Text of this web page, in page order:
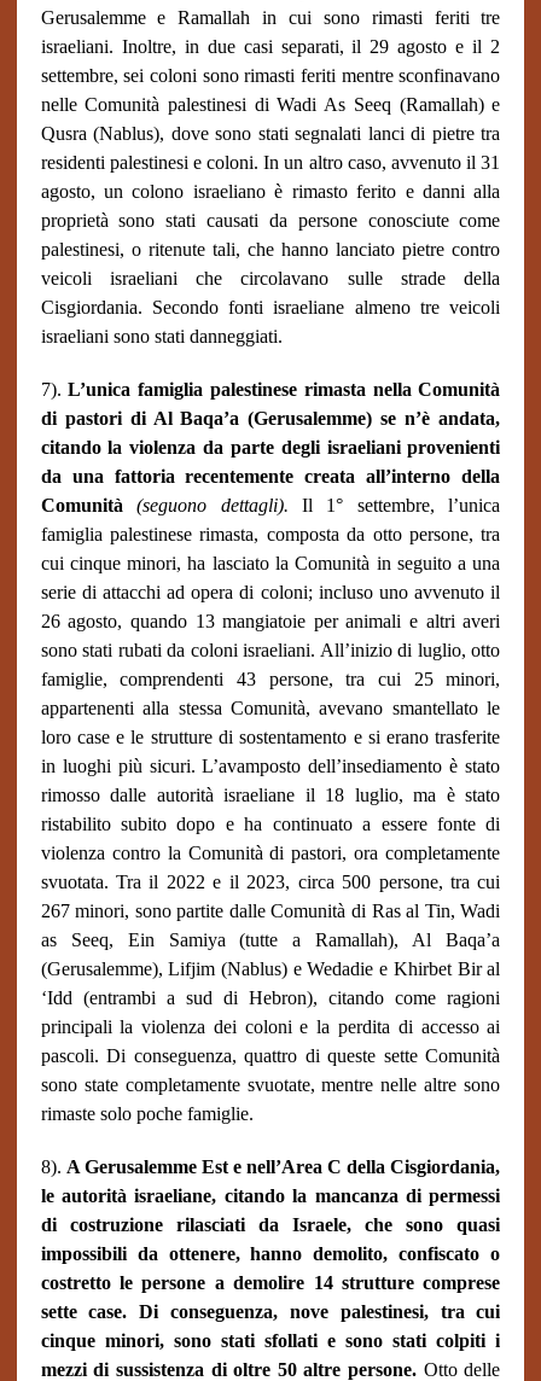
Gerusalemme e Ramallah in cui sono rimasti feriti tre
israeliani. Inoltre, in due casi separati, il 29 agosto e il 2
settembre, sei coloni sono rimasti feriti mentre sconfinavano
nelle Comunità palestinesi di Wadi As Seeq (Ramallah) e
Qusra (Nablus), dove sono stati segnalati lanci di pietre tra
residenti palestinesi e coloni. In un altro caso, avvenuto il 31
agosto, un colono israeliano è rimasto ferito e danni alla
proprietà sono stati causati da persone conosciute come
palestinesi, o ritenute tali, che hanno lanciato pietre contro
veicoli israeliani che circolavano sulle strade della
Cisgiordania. Secondo fonti israeliane almeno tre veicoli
israeliani sono stati danneggiati.
7).L’unica famiglia palestinese rimasta nella Comunità
di pastori di Al Baqa’a (Gerusalemme) se n’è andata,
citando la violenza da parte degli israeliani provenienti
da una fattoria recentemente creata all’interno della
Comunità(seguono dettagli). Il 1° settembre, l’unica
famiglia palestinese rimasta, composta da otto persone, tra
cui cinque minori, ha lasciato la Comunità in seguito a una
serie di attacchi ad opera di coloni; incluso uno avvenuto il
26 agosto, quando 13 mangiatoie per animali e altri averi
sono stati rubati da coloni israeliani. All’inizio di luglio, otto
famiglie, comprendenti 43 persone, tra cui 25 minori,
appartenenti alla stessa Comunità, avevano smantellato le
loro case e le strutture di sostentamento e si erano trasferite
in luoghi più sicuri. L’avamposto dell’insediamento è stato
rimosso dalle autorità israeliane il 18 luglio, ma è stato
ristabilito subito dopo e ha continuato a essere fonte di
violenza contro la Comunità di pastori, ora completamente
svuotata. Tra il 2022 e il 2023, circa 500 persone, tra cui
267 minori, sono partite dalle Comunità di Ras al Tin, Wadi
as Seeq, Ein Samiya (tutte a Ramallah), Al Baqa’a
(Gerusalemme), Lifjim (Nablus) e Wedadie e Khirbet Bir al
‘Idd (entrambi a sud di Hebron), citando come ragioni
principali la violenza dei coloni e la perdita di accesso ai
pascoli. Di conseguenza, quattro di queste sette Comunità
sono state completamente svuotate, mentre nelle altre sono
rimaste solo poche famiglie.
8). A Gerusalemme Est e nell’Area C della Cisgiordania,
le autorità israeliane, citando la mancanza di permessi
di costruzione rilasciati da Israele, che sono quasi
impossibili da ottenere, hanno demolito, confiscato o
costretto le persone a demolire 14 strutture comprese
sette case. Di conseguenza, nove palestinesi, tra cui
cinque minori, sono stati sfollati e sono stati colpiti i
mezzi di sussistenza di oltre 50 altre persone. Otto delle